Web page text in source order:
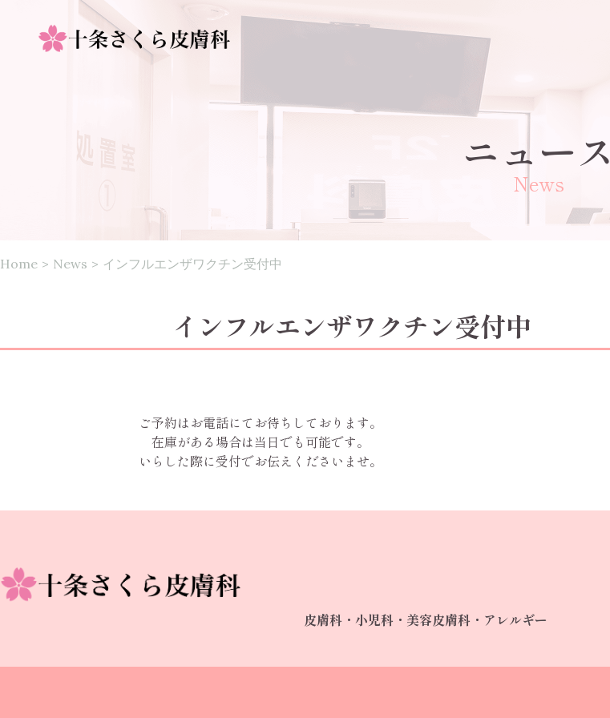
ニュース
News
Home > News > インフルエンザワクチン受付中
インフルエンザワクチン受付中
ご予約はお電話にてお待ちしております。
在庫がある場合は当日でも可能です。
いらした際に受付でお伝えくださいませ。
皮膚科・小児科・美容皮膚科・アレルギー